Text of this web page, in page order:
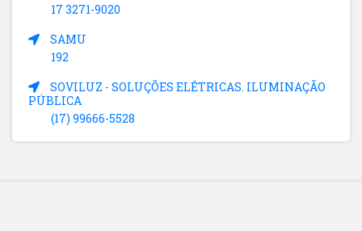
17 3271-9020
SAMU
192
SOVILUZ - SOLUÇÕES ELÉTRICAS. ILUMINAÇÃO
PÚBLICA
(17) 99666-5528